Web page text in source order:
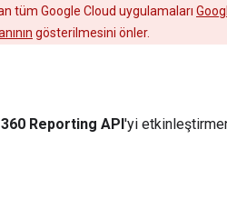
tüm Google Cloud uygulamaları
gösterilmesini önler.
Reporting API'yi